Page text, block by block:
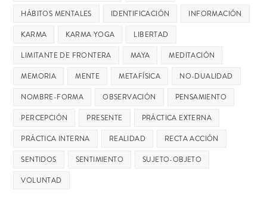
HÁBITOS MENTALES
IDENTIFICACIÓN
INFORMACIÓN
KARMA
KARMA YOGA
LIBERTAD
LIMITANTE DE FRONTERA
MAYA
MEDITACIÓN
MEMORIA
MENTE METAFÍSICA
NO-DUALIDAD
NOMBRE-FORMA
OBSERVACIÓN
PENSAMIENTO
PERCEPCIÓN
PRESENTE
PRÁCTICA EXTERNA
PRÁCTICA INTERNA
REALIDAD
RECTA ACCIÓN
SENTIDOS
SENTIMIENTO
SUJETO-OBJETO
VOLUNTAD